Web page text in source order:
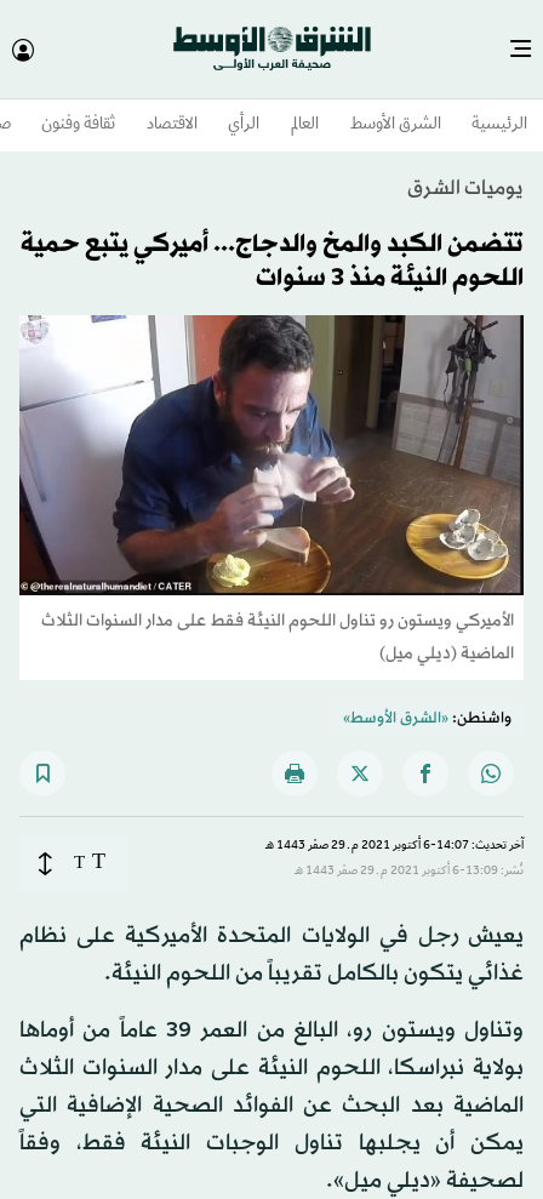
الرئيسية الشرق الأوسط​ العالم الرأي الاقتصاد ثقافة وفنون
يوميات الشرق
تتضمن الكبد والمخ والدجاج... أميركي يتبع حمية
اللحوم النيئة منذ 3 سنوات
الأميركي ويستون رو تناول اللحوم النيئة فقط على مدار السنوات الثلاث
الماضية (ديلي ميل)
واشنطن:«الشرق الأوسط»
آخر تحديث: 14:07-6 أكتوبر 2021 م ـ 29 صفَر 1443 هـ
نُشر: 13:09-6 أكتوبر 2021 م ـ 29 صفَر 1443 هـ
T
T
يعيش رجل في الولايات المتحدة الأميركية على نظام
غذائي يتكون بالكامل تقريباً من اللحوم النيئة.
وتناول ويستون رو، البالغ من العمر 39 عاماً من أوماها
بولاية نبراسكا، اللحوم النيئة على مدار السنوات الثلاث
الماضية بعد البحث عن الفوائد الصحية الإضافية التي
يمكن أن يجلبها تناول الوجبات النيئة فقط، وفقاً
لصحيفة «ديلي ميل».